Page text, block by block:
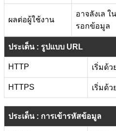
ผลต่อผู้ใช้งาน
อาจลังเล ใ
รอกข้อมูล
ประเด็น : รูปแบบ URL
HTTP เริ่มด้ว
HTTPS เริ่มด้ว
ประเด็น : การเข้ารหัสข้อมูล